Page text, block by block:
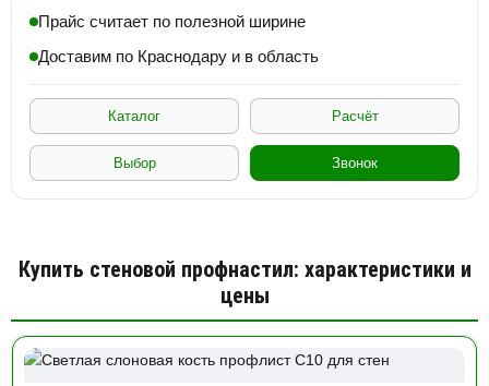
Прайс считает по полезной ширине
Доставим по Краснодару и в область
Каталог Расчёт
Выбор Звонок
Купить стеновой профнастил: характеристики и
цены